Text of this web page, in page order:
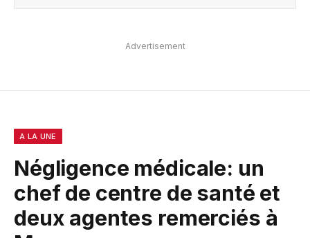
Advertisement
A LA UNE
Négligence médicale: un
chef de centre de santé et
deux agentes remerciés à